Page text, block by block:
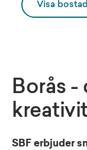
Visa bostad
Borås -
SBF erbjuder